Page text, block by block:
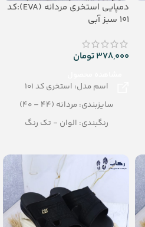
دمپایی استخری مردانه (EVA):کد
101 سبز آبی
378,000تومان
اسم مدل: استخری کد 101
سایزبندی: مردانه (44 – 40)
رنگبندی: الوان - تک رنگ
جنس: EVA